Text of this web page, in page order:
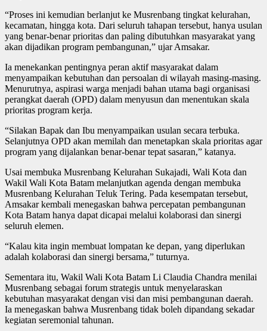
“Proses ini kemudian berlanjut ke Musrenbang tingkat kelurahan,
kecamatan, hingga kota. Dari seluruh tahapan tersebut, hanya usulan
yang benar-benar prioritas dan paling dibutuhkan masyarakat yang
akan dijadikan program pembangunan,” ujar Amsakar.
Ia menekankan pentingnya peran aktif masyarakat dalam
menyampaikan kebutuhan dan persoalan di wilayah masing-masing.
Menurutnya, aspirasi warga menjadi bahan utama bagi organisasi
perangkat daerah (OPD) dalam menyusun dan menentukan skala
prioritas program kerja.
“Silakan Bapak dan Ibu menyampaikan usulan secara terbuka.
Selanjutnya OPD akan memilah dan menetapkan skala prioritas agar
program yang dijalankan benar-benar tepat sasaran,” katanya.
Usai membuka Musrenbang Kelurahan Sukajadi, Wali Kota dan
Wakil Wali Kota Batam melanjutkan agenda dengan membuka
Musrenbang Kelurahan Teluk Tering. Pada kesempatan tersebut,
Amsakar kembali menegaskan bahwa percepatan pembangunan
Kota Batam hanya dapat dicapai melalui kolaborasi dan sinergi
seluruh elemen.
“Kalau kita ingin membuat lompatan ke depan, yang diperlukan
adalah kolaborasi dan sinergi bersama,” tuturnya.
Sementara itu, Wakil Wali Kota Batam Li Claudia Chandra menilai
Musrenbang sebagai forum strategis untuk menyelaraskan
kebutuhan masyarakat dengan visi dan misi pembangunan daerah.
Ia menegaskan bahwa Musrenbang tidak boleh dipandang sekadar
kegiatan seremonial tahunan.